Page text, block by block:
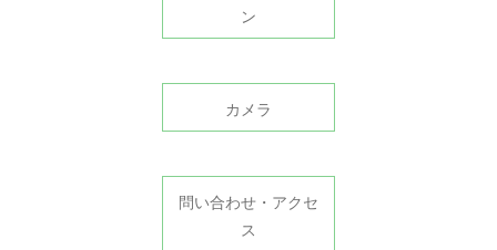
ン
カメラ
問い合わせ・アクセ
ス